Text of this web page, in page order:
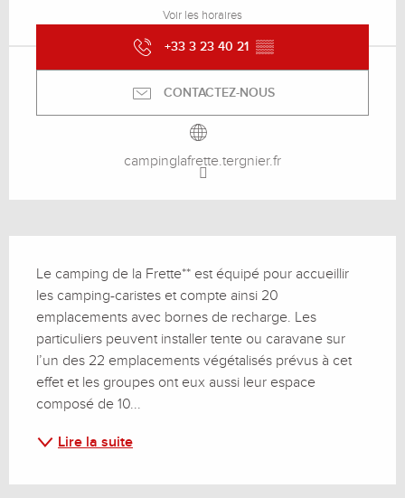
Voir les horaires
+33 3 23 40 21 ▒▒
CONTACTEZ-NOUS
campinglafrette.tergnier.fr
Le camping de la Frette** est équipé pour accueillir
les camping-caristes et compte ainsi 20
emplacements avec bornes de recharge. Les
particuliers peuvent installer tente ou caravane sur
l’un des 22 emplacements végétalisés prévus à cet
effet et les groupes ont eux aussi leur espace
composé de 10...
Lire la suite